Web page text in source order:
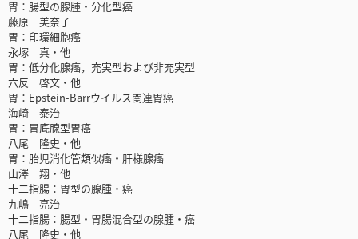
胃：腸型の腺腫・分化型癌
藤原 美奈子
胃：印環細胞癌
永塚 真・他
胃：低分化腺癌，充実型および非充実型
六反 啓文・他
胃：Epstein-Barrウイルス関連胃癌
海崎 泰治
胃：胃底腺型胃癌
八尾 隆史・他
胃：胎児消化管類似癌・肝様腺癌
山澤 翔・他
十二指腸：胃型の腺腫・癌
九嶋 亮治
十二指腸：腸型・胃腸混合型の腺腫・癌
八尾 隆史・他